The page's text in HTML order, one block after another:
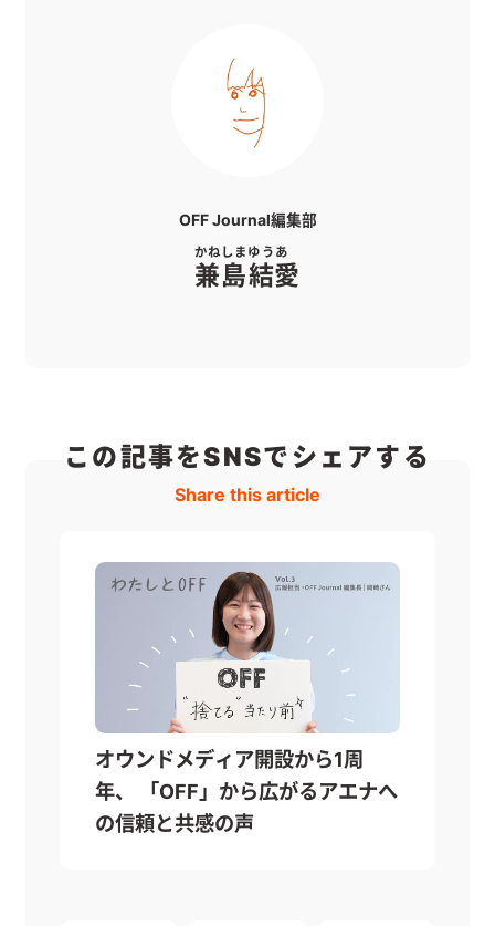
OFF Journal編集部
兼島
かねしま
結愛
ゆうあ
この記事をSNSでシェアする
Share this article
オウンドメディア開設から1周
年、 「OFF」から広がるアエナへ
の信頼と共感の声